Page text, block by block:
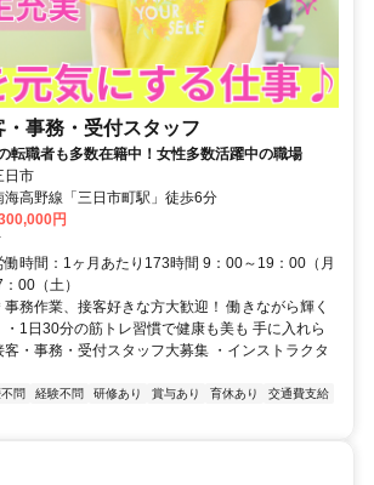
・事務・受付スタッフ
転職者も多数在籍中！女性多数活躍中の職場
日市
海高野線「三日市町駅」徒歩6分
円
働時間：1ヶ月あたり173時間 9：00～19：00（月
00（土）
務作業、接客好きな方大歓迎！ 働きながら輝く
・1日30分の筋トレ習慣で健康も美も 手に入れら
・事務・受付スタッフ大募集 ・インストラクタ
問 経験不問 研修あり 賞与あり 育休あり
交通費支給